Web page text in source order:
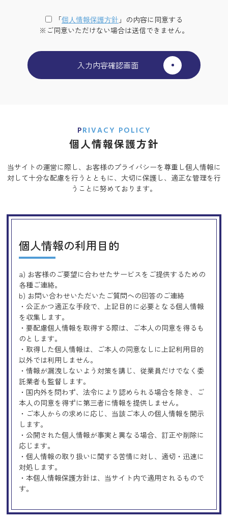
「個⼈情報保護⽅針 」の内容に同意する
※ご同意いただけない場合は送信できません。
PRIVACY POLICY
個人情報保護方針
当サイトの運営に際し、お客様のプライバシーを尊重し個人情報に
対して十分な配慮を行うとともに、 大切に保護し、適正な管理を行
うことに努めております。
個人情報の利用目的
a) お客様のご要望に合わせたサービスをご提供するための
各種ご連絡。
b) お問い合わせいただいたご質問への回答のご連絡
・公正かつ適正な手段で、上記目的に必要となる個人情報
を収集します。
・要配慮個人情報を取得する際は、ご本人の同意を得るも
のとします。
・取得した個人情報は、ご本人の同意なしに上記利用目的
以外では利用しません。
・情報が漏洩しないよう対策を講じ、従業員だけでなく委
託業者も監督します。
・国内外を問わず、法令により認められる場合を除き、ご
本人の同意を得ずに第三者に情報を提供しません。
・ご本人からの求めに応じ、当該ご本人の個人情報を開示
します。
・公開された個人情報が事実と異なる場合、訂正や削除に
応じます。
・個人情報の取り扱いに関する苦情に対し、適切・迅速に
対処します。
・本個人情報保護方針は、当サイト内で適用されるもので
す。
Googleアナリティクスの使用につい